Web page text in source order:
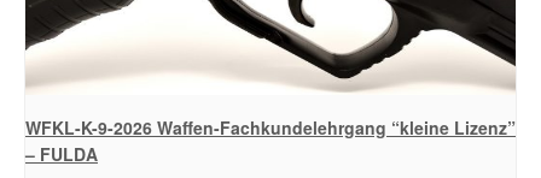
WFKL-K-9-2026 Waffen-Fachkundelehrgang “kleine Lizenz”
– FULDA